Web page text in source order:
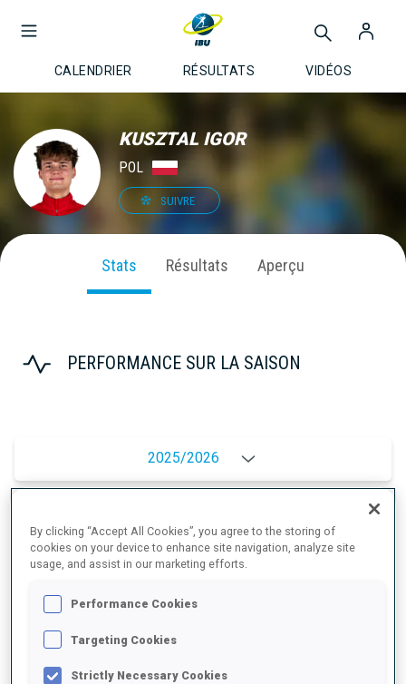
CALENDRIER RÉSULTATS VIDÉOS
KUSZTAL IGOR
POL
SUIVRE
Stats Résultats Aperçu
PERFORMANCE SUR LA SAISON
2025/2026
MOYENNE DE PERFORMANCE
RETARD SUR LE MEILLEUR CHRONO SKI
By clicking “Accept All Cookies”, you agree to the storing of
cookies on your device to enhance site navigation, analyze site
usage, and assist in our marketing efforts.
Performance Cookies
Targeting Cookies
Strictly Necessary Cookies